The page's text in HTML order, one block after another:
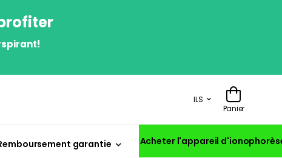
ILS
Panier
garantie Acheter l'appareil